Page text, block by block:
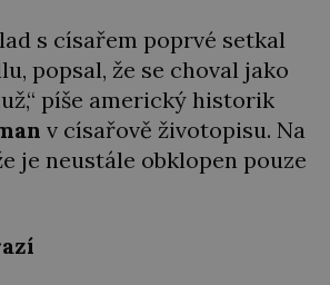
s císařem poprvé setkal
popsal, že se choval jako
píše americký historik
v císařově životopisu. Na
je neustále obklopen pouze